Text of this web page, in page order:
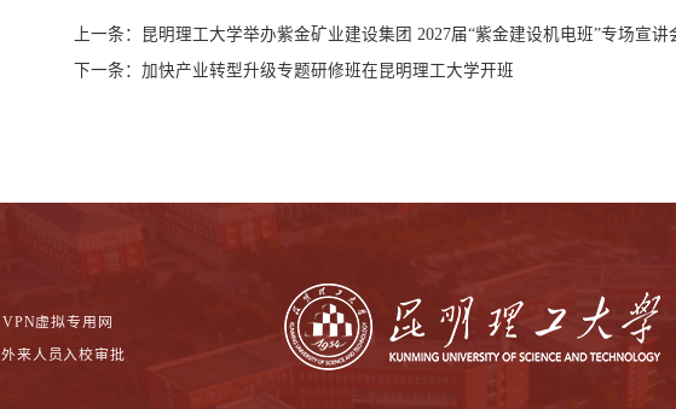
上一条：
昆明理工大学举办紫金矿业建设集团 2027届“紫金建设机电班”专场宣讲
下一条： 加快产业转型升级专题研修班在昆明理工大学开班
VPN虚拟专用网
外来人员入校审批